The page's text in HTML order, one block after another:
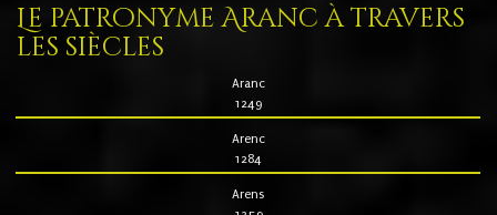
Le patronyme Aranc à travers
les siècles
Aranc
1249
Arenc
1284
Arens